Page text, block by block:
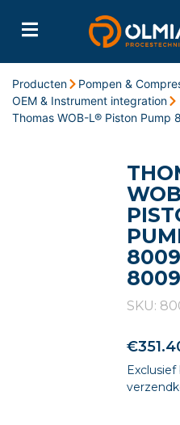
Producten
Pompen &
OEM & Instrument integration
Thomas WOB-L® Piston
SKU:
€